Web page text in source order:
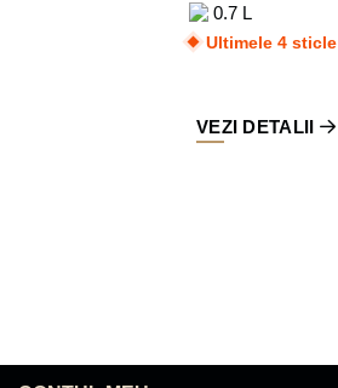
0.7 L
Ultimele 4 sticle
VEZI DETALII